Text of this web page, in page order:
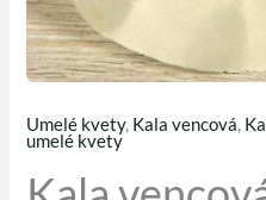
Umelé kvety, Kala vencová,
umelé kvety
množstvo
vencová